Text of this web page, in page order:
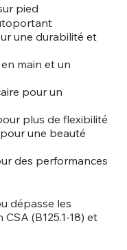
pied
une durabilité et
main et un
pour un
plus de flexibilité
une beauté
des performances
dépasse les
(B125.1-18) et